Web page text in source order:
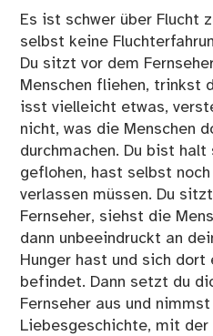
Es ist schwer über Flucht
selbst keine
Du sitzt vor dem
Menschen fliehen, trinkst
isst vielleicht etwas,
nicht, was die Menschen
durchmachen. Du bist
geflohen, hast selbst
verlassen müssen. Du
Fernseher, siehst die
dann unbeeindruckt an
Hunger hast und sich dort
befindet. Dann setzt du
Fernseher aus und
Liebesgeschichte, mit